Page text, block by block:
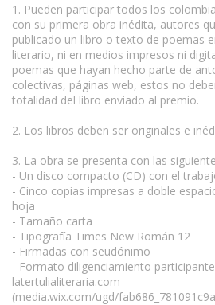
1. Pueden participar todos los
con su primera obra inédita, autores
publicado un libro o texto de poemas
literario, ni en medios impresos ni
poemas que hayan hecho parte de
colectivas, páginas web, estos no
totalidad del libro enviado al premio.
2. Los libros deben ser originales e
3. La obra se presenta con las
- Un disco compacto (CD) con el
- Cinco copias impresas a doble
hoja
- Tamaño carta
- Tipografía Times New Román 12
- Firmadas con seudónimo
- Formato diligenciamiento
latertulialiteraria.com
(media.wix.com/ugd/